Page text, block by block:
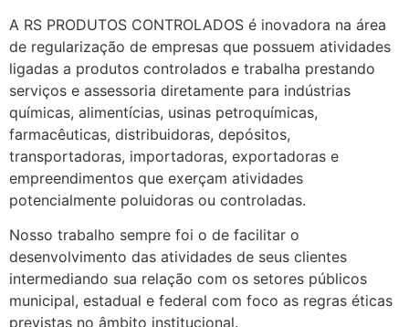
A RS PRODUTOS CONTROLADOS é inovadora na área
de regularização de empresas que possuem atividades
ligadas a produtos controlados e trabalha prestando
serviços e assessoria diretamente para indústrias
químicas, alimentícias, usinas petroquímicas,
farmacêuticas, distribuidoras, depósitos,
transportadoras, importadoras, exportadoras e
empreendimentos que exerçam atividades
potencialmente poluidoras ou controladas.
Nosso trabalho sempre foi o de facilitar o
desenvolvimento das atividades de seus clientes
intermediando sua relação com os setores públicos
municipal, estadual e federal com foco as regras éticas
previstas no âmbito institucional.